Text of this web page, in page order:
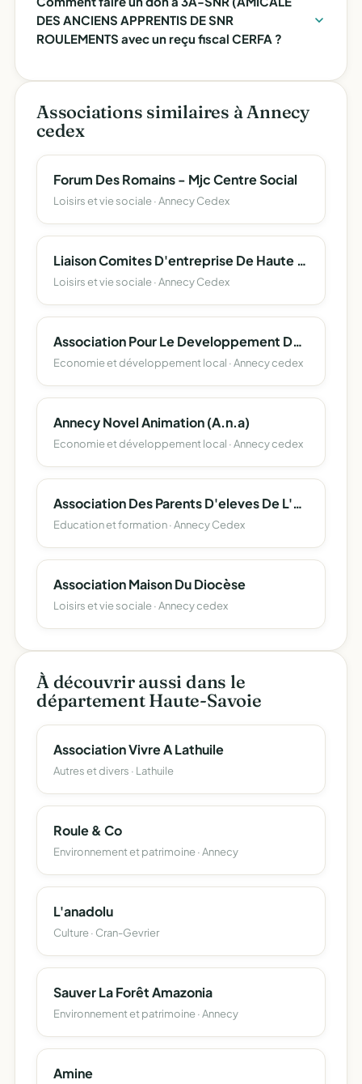
DES ANCIENS APPRENTIS DE SNR
ROULEMENTS avec un reçu fiscal CERFA ?
Associations similaires à Annecy
cedex
Forum Des Romains - Mjc Centre Social
Loisirs et vie sociale · Annecy Cedex
Liaison Comites D'entreprise De Haute Savoie (L.c.e. 74)
Loisirs et vie sociale · Annecy Cedex
Association Pour Le Developpement De L'emploi Agricole Et Rural De Haute-Savoie
Economie et développement local · Annecy cedex
Annecy Novel Animation (A.n.a)
Economie et développement local · Annecy cedex
Association Des Parents D'eleves De L'enseignement Libre (Apel) Du Departement De La Haute-Savoie
Education et formation · Annecy Cedex
Association Maison Du Diocèse
Loisirs et vie sociale · Annecy cedex
À découvrir aussi dans le
département Haute-Savoie
Association Vivre A Lathuile
Autres et divers · Lathuile
Roule & Co
Environnement et patrimoine · Annecy
L'anadolu
Culture · Cran-Gevrier
Sauver La Forêt Amazonia
Environnement et patrimoine · Annecy
Amine